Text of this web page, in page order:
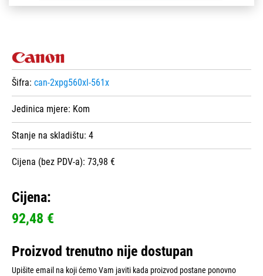
Šifra: can-2xpg560xl-561x
Jedinica mjere: Kom
Stanje na skladištu: 4
Cijena (bez PDV-a): 73,98 €
Cijena:
92,48 €
Proizvod trenutno nije dostupan
Upišite email na koji ćemo Vam javiti kada proizvod postane ponovno